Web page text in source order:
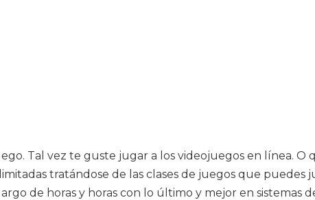
Tal vez te guste jugar a los videojuegos en línea. O
tratándose de las clases de juegos que puedes
de horas y horas con lo último y mejor en sistemas